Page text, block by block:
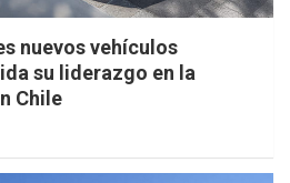
nuevos vehículos
su liderazgo en la
Chile